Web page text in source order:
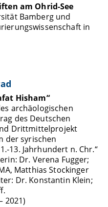
am Ohrid-See
Bamberg und
in
Hisham“
archäologischen
des Deutschen
Drittmittelprojekt
der syrischen
13. Jahrhundert n. Chr.“
Dr. Verena Fugger;
Matthias Stockinger
Dr. Konstantin Klein;
2021)